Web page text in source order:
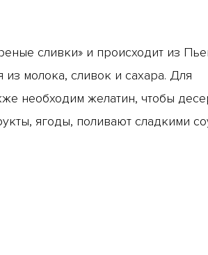
сливки» и происходит из
из молока, сливок и сахара. Для
необходим желатин, чтобы
ягоды, поливают сладкими